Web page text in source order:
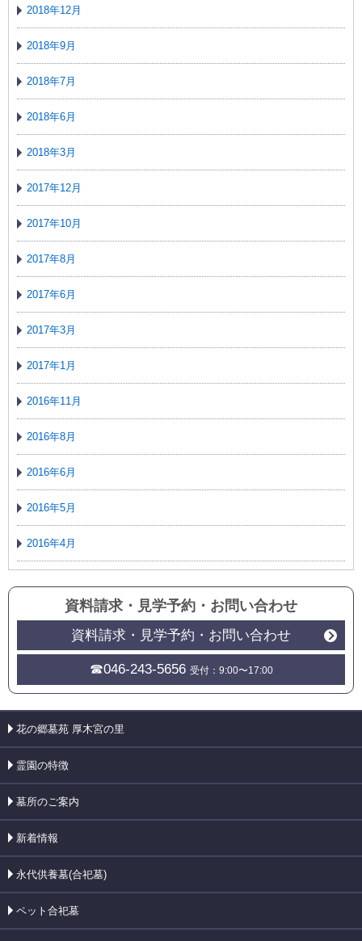
2018年12月
2018年9月
2018年7月
2018年6月
2018年3月
2017年12月
2017年10月
2017年8月
2017年6月
2017年3月
2017年1月
2016年11月
2016年8月
2016年6月
2016年5月
2016年4月
資料請求・見学予約 ・ お問い合わせ
資料請求・見学予約・お問い合わせ
☎046-243-5656 受付：9:00〜17:00
花の郷墓苑 厚木宮の里
霊園の特徴
墓所のご案内
新着情報
永代供養墓(合祀墓)
ペット合祀墓